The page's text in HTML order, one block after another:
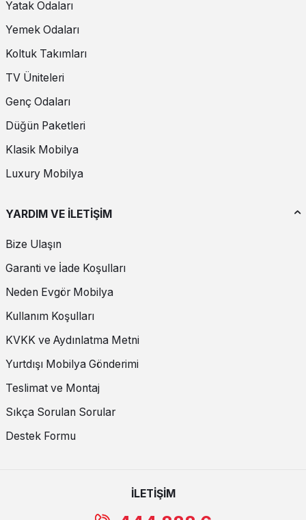
Yatak Odaları
Yemek Odaları
Koltuk Takımları
TV Üniteleri
Genç Odaları
Düğün Paketleri
Klasik Mobilya
Luxury Mobilya
YARDIM VE İLETİŞİM
Bize Ulaşın
Garanti ve İade Koşulları
Neden Evgör Mobilya
Kullanım Koşulları
KVKK ve Aydınlatma Metni
Yurtdışı Mobilya Gönderimi
Teslimat ve Montaj
Sıkça Sorulan Sorular
Destek Formu
İLETİŞİM